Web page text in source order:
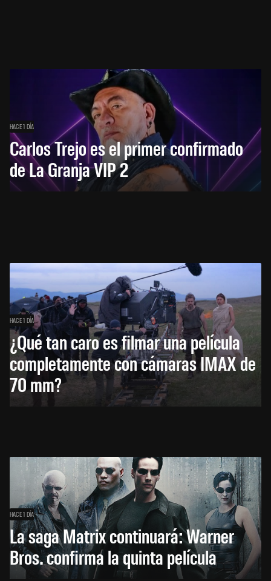
HACE 1 DÍA
Carlos Trejo es el primer confirmado
de La Granja VIP 2
HACE 1 DÍA
¿Qué tan caro es filmar una película
completamente con cámaras IMAX de
70 mm?
HACE 1 DÍA
La saga Matrix continuará: Warner
Bros. confirma la quinta película